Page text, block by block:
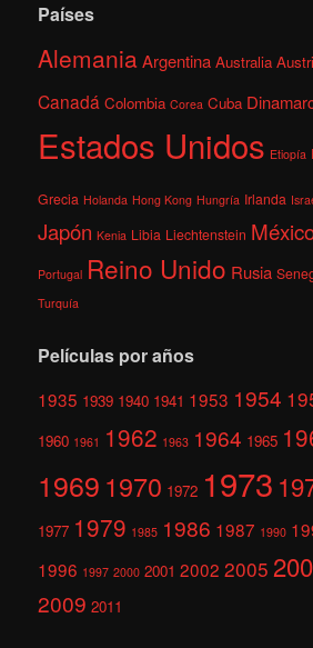
Países
AlemaniaArgentina Australia
Canadá Colombia Corea Cuba
Estados Unidos Etiopía
Grecia Holanda Hong Kong Hungría Irlanda
Japón Kenia Libia Liechtenstein
Portugal Reino Unido Rusia
Turquía
Películas por años
1935 1939 1940 1941 1953 1954
1960 1961 1962 1963 1964 1965
1969 1970 1972 1973
1977 1979 1985 1986 1987 1990
1996 1997 2000 2001 2002 2005
2009 2011